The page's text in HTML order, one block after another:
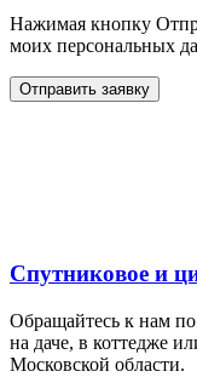
Нажимая кнопку
моих персональных
Отправить заявку
Спутниковое и
Обращайтесь к нам
на даче, в коттедже
Московской области.